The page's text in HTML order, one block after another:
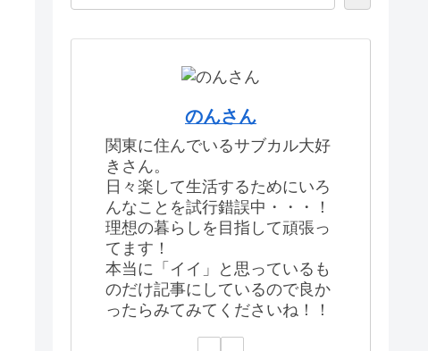
のんさん
関東に住んでいるサブカル大好
きさん。
日々楽して生活するためにいろ
んなことを試行錯誤中・・・！
理想の暮らしを目指して頑張っ
てます！
本当に「イイ」と思っているも
のだけ記事にしているので良か
ったらみてみてくださいね！！